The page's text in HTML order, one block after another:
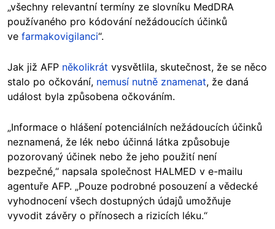
„všechny relevantní termíny ze slovníku MedDRA
používaného pro kódování nežádoucích účinků
ve farmakovigilanci“.
Jak již AFP několikrát vysvětlila, skutečnost, že se něco
stalo po očkování, nemusí nutně znamenat, že daná
událost byla způsobena očkováním.
„Informace o hlášení potenciálních nežádoucích účinků
neznamená, že lék nebo účinná látka způsobuje
pozorovaný účinek nebo že jeho použití není
bezpečné,“ napsala společnost HALMED v e-mailu
agentuře AFP. „Pouze podrobné posouzení a vědecké
vyhodnocení všech dostupných údajů umožňuje
vyvodit závěry o přínosech a rizicích léku.“